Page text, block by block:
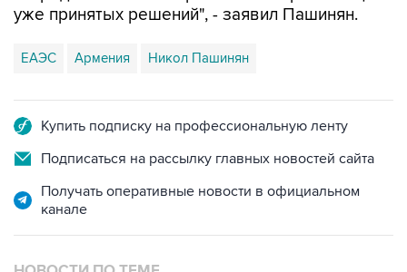
уже принятых решений", - заявил Пашинян.
ЕАЭС Армения Никол Пашинян
Купить подписку на профессиональную ленту
Подписаться на рассылку главных новостей сайта
Получать оперативные новости в официальном
канале